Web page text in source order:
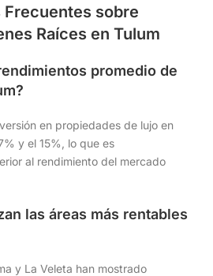
Frecuentes sobre
Raíces en Tulum
promedio de
en propiedades de lujo en
y el 15%, lo que es
al rendimiento del mercado
las áreas más rentables
y La Veleta han mostrado